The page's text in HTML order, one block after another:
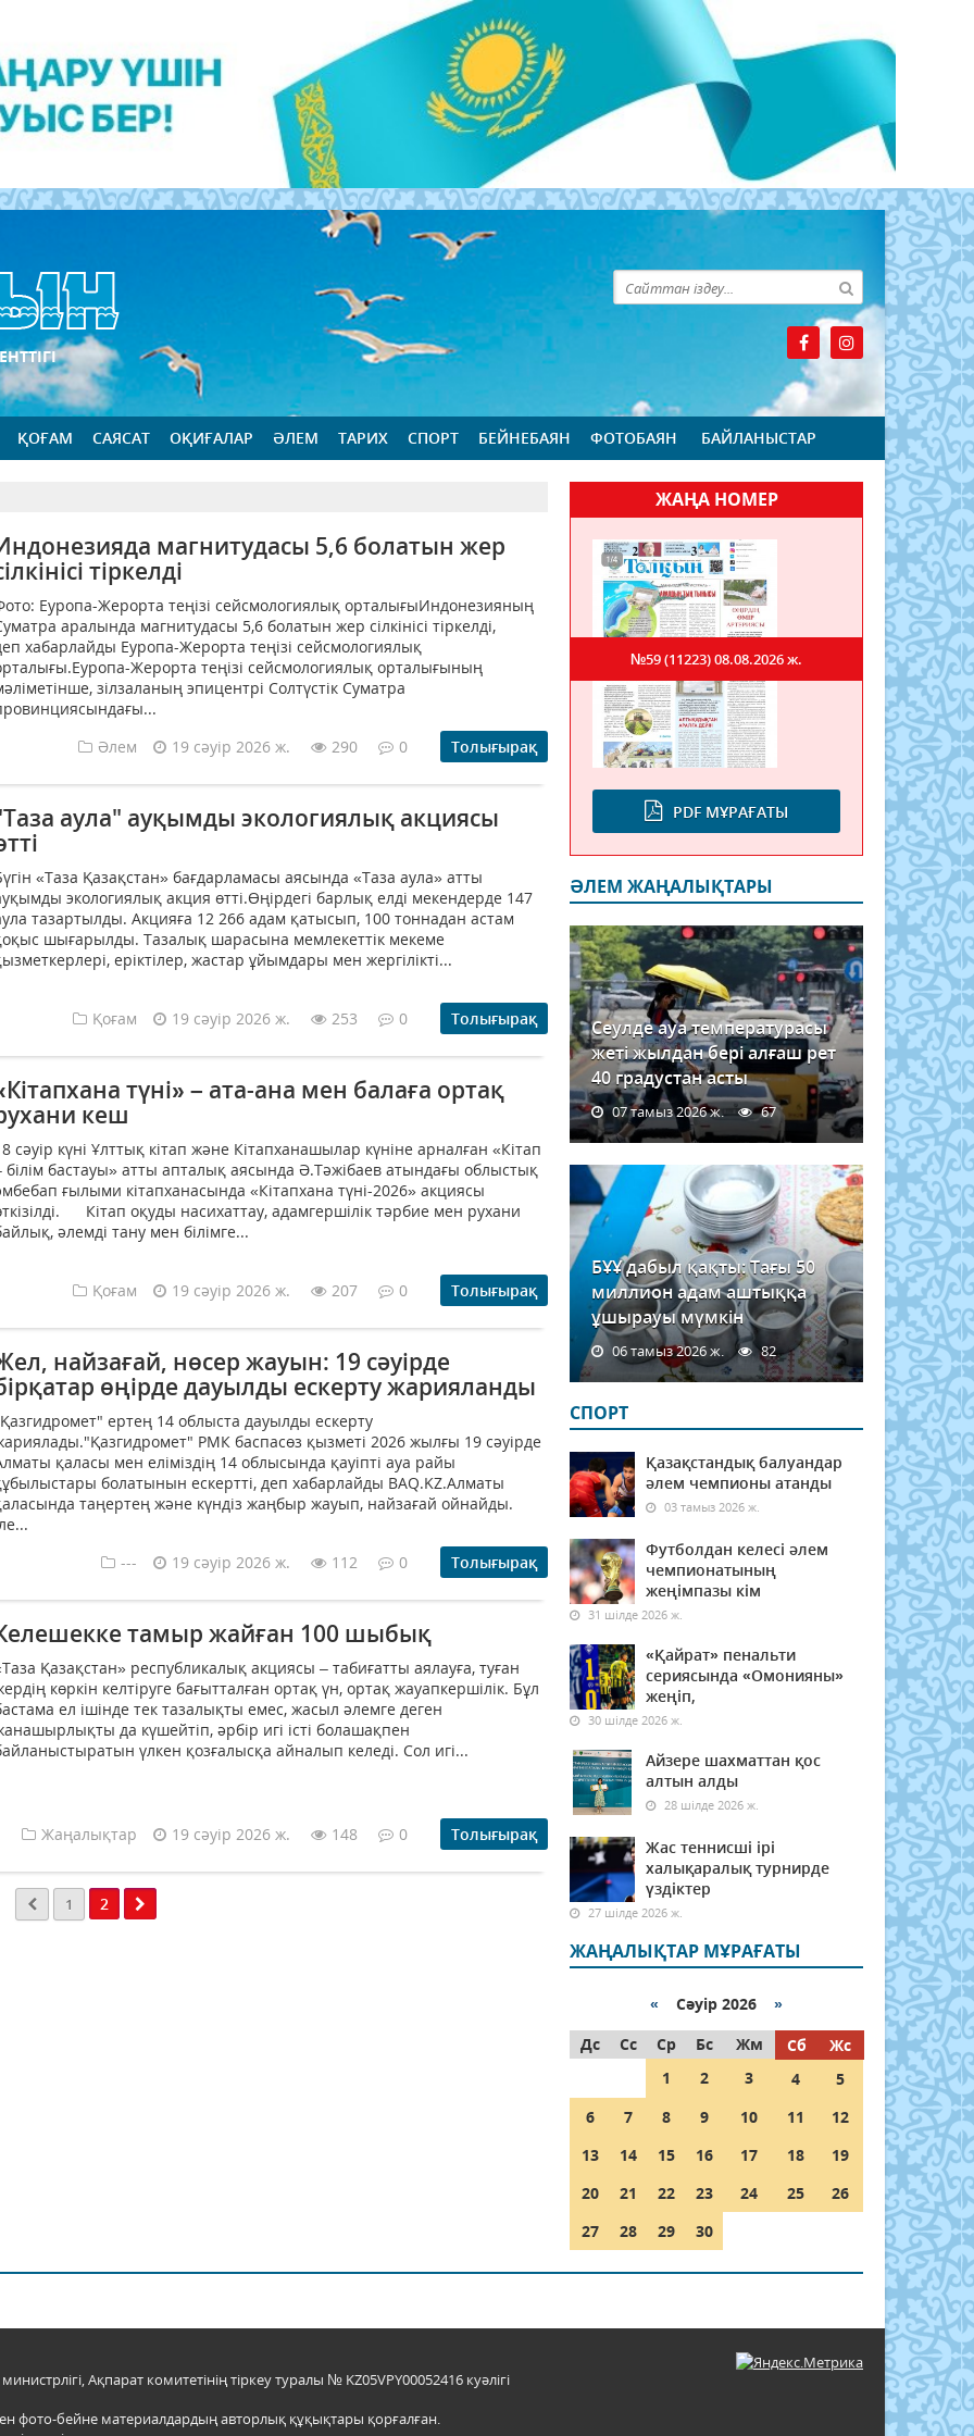
ҚОҒАМ САЯСАТ ОҚИҒАЛАР ӘЛЕМ ТАРИХ СПОРТ БЕЙНЕБАЯН ФОТОБАЯН БАЙЛАНЫСТАР
магнитудасы 5,6 болатын жер
тіркелді
Еуропа-Жерорта теңізі сейсмологиялық орталығыИндонезияның
аралында магнитудасы 5,6 болатын жер сілкінісі тіркелді,
хабарлайды Еуропа-Жерорта теңізі сейсмологиялық
Жерорта теңізі сейсмологиялық орталығының
зілзаланың эпицентрі Солтүстік Суматра
Әлем
19 сәуір 2026 ж. 290 0 Толығырақ
аула" ауқымды экологиялық акциясы
«Таза Қазақстан» бағдарламасы аясында «Таза аула» атты
экологиялық акция өтті.Өңірдегі барлық елді мекендерде 147
тазартылды. Акцияға 12 266 адам қатысып, 100 тоннадан астам
шығарылды. Тазалық шарасына мемлекеттік мекеме
еріктілер, жастар ұйымдары мен жергілікті...
Қоғам 19 сәуір 2026 ж. 253 0 Толығырақ
түні» – ата-ана мен балаға ортақ
кеш
сәуір күні Ұлттық кітап және Кітапханашылар күніне арналған «Кітап
білім бастауы» атты апталық аясында Ә.Тәжібаев атындағы облыстық
ғылыми кітапханасында «Кітапхана түні-2026» акциясы
Кітап оқуды насихаттау, адам­гершілік тәрбие мен рухани
әлемді тану мен білімге...
Қоғам 19 сәуір 2026 ж. 207 0 Толығырақ
найзағай, нөсер жауын: 19 сәуірде
өңірде дауылды ескерту жарияланды
ертең 14 облыста дауылды ескерту
РМК баспасөз қызметі 2026 жылғы 19 сәуірде
қаласы мен еліміздің 14 облысында қауіпті ауа райы
болатынын ескертті, деп хабарлайды BAQ.KZ.Алматы
таңертең және күндіз жаңбыр жауып, найзағай ойнайды.
---
19 сәуір 2026 ж. 112 0 Толығырақ
тамыр жайған 100 шыбық
Қазақстан» республикалық акциясы – табиғатты аялауға, туған
көркін келтіруге бағытталған ортақ үн, ортақ жауапкершілік. Бұл
ел ішінде тек тазалықты емес, жасыл әлемге деген
да күшейтіп, әрбір игі істі болашақпен
үлкен қозғалысқа айналып келеді. Сол игі...
Жаңалықтар 19 сәуір 2026 ж. 148 0 Толығырақ
1 2
ЖАҢА НОМЕР
PDF МҰРАҒАТЫ
№59 (11223)08.08.2026 ж.
ӘЛЕМ ЖАҢАЛЫҚТАРЫ
Сеулде ауа температурасы
жеті жылдан бері алғаш рет
40 градустан асты
07 тамыз 2026 ж. 67
БҰҰ дабыл қақты: Тағы 50
миллион адам аштыққа
ұшырауы мүмкін
06 тамыз 2026 ж. 82
СПОРТ
Қазақстандық балуандар
әлем чемпионы атанды
03 тамыз 2026 ж.
Футболдан келесі әлем
чемпионатының
жеңімпазы кім
31 шілде 2026 ж.
«Қайрат» пенальти
сериясында «Омонияны»
жеңіп,
30 шілде 2026 ж.
Айзере шахматтан қос
алтын алды
28 шілде 2026 ж.
Жас теннисші ірі
халықаралық турнирде
үздіктер
27 шілде 2026 ж.
ЖАҢАЛЫҚТАР МҰРАҒАТЫ
« Сәуір 2026 »
Дс
Сс Ср Бс Жм Сб
Жс
1
2 3 4
5
6
7 8 9 10 11
12
13
14 15 16 17 18
19
20
21 22 23 24 25
26
27
28 29 30
Ақпарат комитетінің тіркеу туралы № KZ05VPY00052416 куәлігі
фото-бейне материалдардың авторлық құқықтары қорғалған.